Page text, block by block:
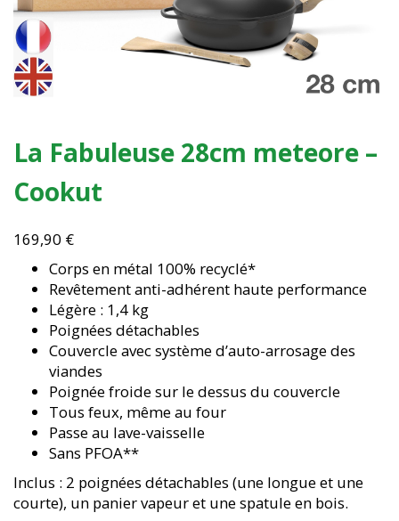
La Fabuleuse 28cm meteore –
Cookut
169,90 €
Corps en métal 100% recyclé*
Revêtement anti-adhérent haute performance
Légère : 1,4 kg
Poignées détachables
Couvercle avec système d’auto-arrosage des
viandes
Poignée froide sur le dessus du couvercle
Tous feux, même au four
Passe au lave-vaisselle
Sans PFOA**
Inclus : 2 poignées détachables (une longue et une
courte), un panier vapeur et une spatule en bois.